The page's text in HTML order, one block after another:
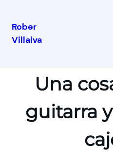
Rober
Villalva
Una
guitarra